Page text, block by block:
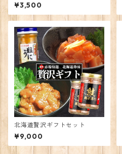
¥3,500
北海道贅沢ギフトセット
¥9,000